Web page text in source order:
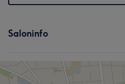
Saloninfo